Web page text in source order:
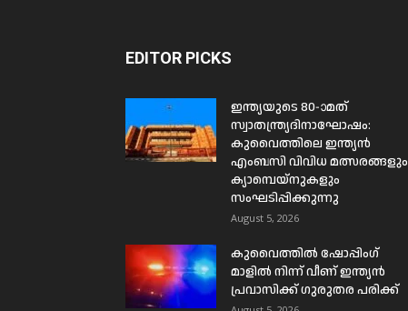
EDITOR PICKS
ഇന്ത്യയുടെ 80-ാമത്
സ്വാതന്ത്ര്യദിനാഘോഷം:
കുവൈത്തിലെ ഇന്ത്യൻ
എംബസി വിവിധ മത്സരങ്ങളും
ക്യാമ്പെയ്‌നുകളും
സംഘടിപ്പിക്കുന്നു
August 5, 2026
കുവൈത്തിൽ ഷോപ്പിംഗ്
മാളിൽ നിന്ന് വീണ് ഇന്ത്യൻ
പ്രവാസിക്ക് ഗുരുതര പരിക്ക്